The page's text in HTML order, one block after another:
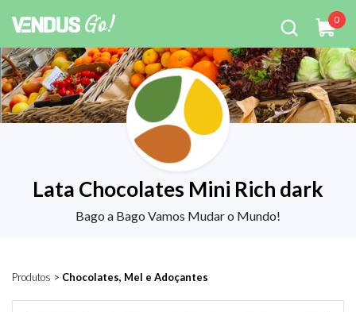
0
Lata Chocolates Mini Rich dark
Bago a Bago Vamos Mudar o Mundo!
Produtos > Chocolates, Mel e Adoçantes